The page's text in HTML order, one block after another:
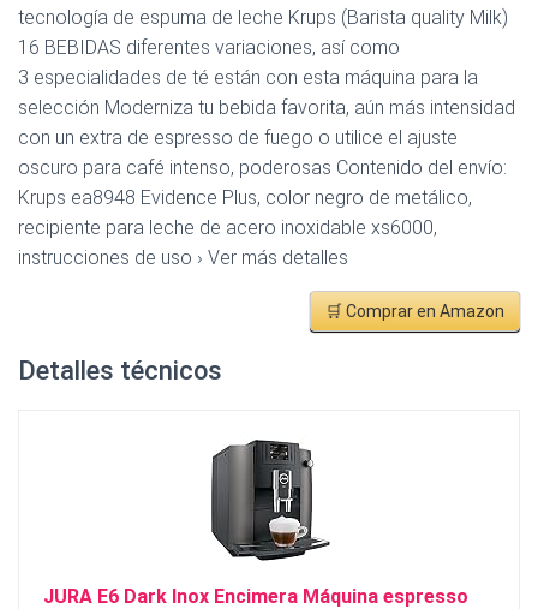
tecnología de espuma de leche Krups (Barista quality Milk)
16 BEBIDAS diferentes variaciones, así como
3 especialidades de té están con esta máquina para la
selección Moderniza tu bebida favorita, aún más intensidad
con un extra de espresso de fuego o utilice el ajuste
oscuro para café intenso, poderosas Contenido del envío:
Krups ea8948 Evidence Plus, color negro de metálico,
recipiente para leche de acero inoxidable xs6000,
instrucciones de uso › Ver más detalles
🛒 Comprar en Amazon
Detalles técnicos
JURA E6 Dark Inox Encimera Máquina espresso